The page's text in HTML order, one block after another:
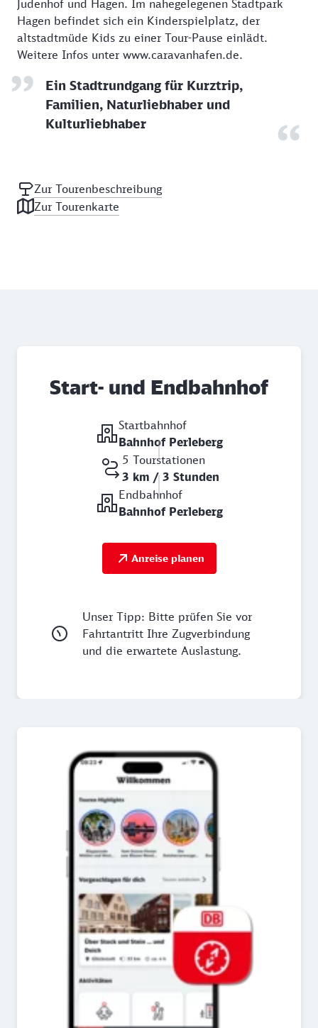
Judenhof und Hagen. Im nahegelegenen Stadtpark
Hagen befindet sich ein Kinderspielplatz, der
altstadtmüde Kids zu einer Tour-Pause einlädt.
Weitere Infos unter www.caravanhafen.de.
Ein Stadtrundgang für Kurztrip,
Familien, Naturliebhaber und
Kulturliebhaber
Zur Tourenbeschreibung
Zur Tourenkarte
Start- und Endbahnhof
Startbahnhof
Bahnhof Perleberg
5 Tourstationen
3 km / 3 Stunden
Endbahnhof
Bahnhof Perleberg
Anreise planen
Unser Tipp: Bitte prüfen Sie vor
Fahrtantritt Ihre Zugverbindung
und die erwartete Auslastung.